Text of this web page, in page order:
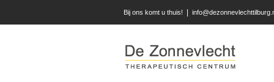
Bij ons komt u thuis!